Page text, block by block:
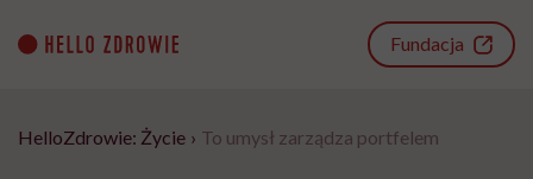
content
Fundacja
HelloZdrowie: Życie › To umysł zarządza portfelem